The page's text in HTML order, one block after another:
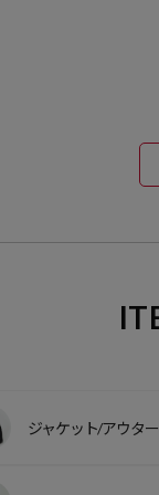
ジャケット/アウター